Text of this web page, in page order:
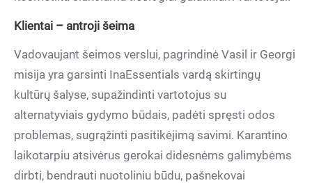
Klientai – antroji šeima
Vadovaujant šeimos verslui, pagrindinė Vasil ir Georgi
misija yra garsinti InaEssentials vardą skirtingų
kultūrų šalyse, supažindinti vartotojus su
alternatyviais gydymo būdais, padėti spręsti odos
problemas, sugrąžinti pasitikėjimą savimi. Karantino
laikotarpiu atsivėrus gerokai didesnėms galimybėms
dirbti, bendrauti nuotoliniu būdu, pašnekovai